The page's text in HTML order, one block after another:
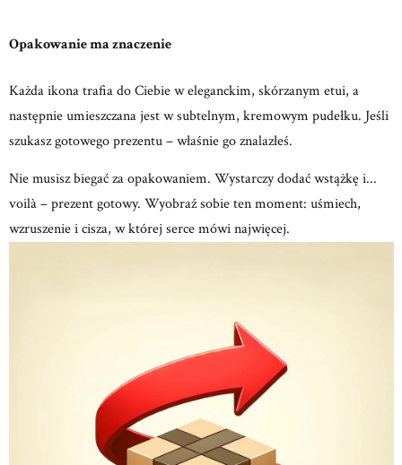
Opakowanie ma znaczenie
Każda ikona trafia do Ciebie w eleganckim, skórzanym etui, a
następnie umieszczana jest w subtelnym, kremowym pudełku. Jeśli
szukasz gotowego prezentu – właśnie go znalazłeś.
Nie musisz biegać za opakowaniem. Wystarczy dodać wstążkę i...
voilà – prezent gotowy. Wyobraź sobie ten moment: uśmiech,
wzruszeniei cisza, w której serce mówi najwięcej.